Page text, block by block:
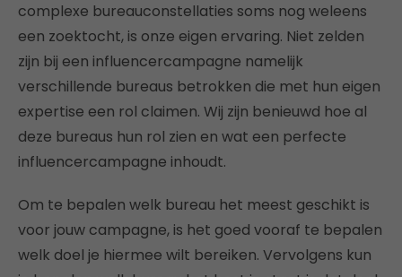
complexe bureauconstellaties soms nog weleens
een zoektocht, is onze eigen ervaring. Niet zelden
zijn bij een influencercampagne namelijk
verschillende bureaus betrokken die met hun eigen
expertise een rol claimen. Wij zijn benieuwd hoe al
deze bureaus hun rol zien en wat een perfecte
influencercampagne inhoudt.
Om te bepalen welk bureau het meest geschikt is
voor jouw campagne, is het goed vooraf te bepalen
welk doel je hiermee wilt bereiken. Vervolgens kun